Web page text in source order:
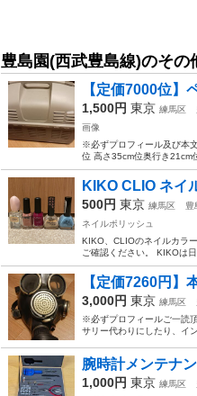
豊島園(西武豊島線)のその
【定価7000位
1,500円 東京 練馬区
画像
※必ずプロフィール及び本
位 高さ35cm位奥行き21cm
KIKO CLIO ネイ
500円 東京 練馬区 豊
ネイルポリッシュ
KIKO、CLIOのネイルカラ
ご確認ください。 KIKOは
【定価7260円
3,000円 東京 練馬区
※必ずプロフィールご一読
サリー代わりにしたり、イ
腕時計メンテナ
1,000円 東京 練馬区